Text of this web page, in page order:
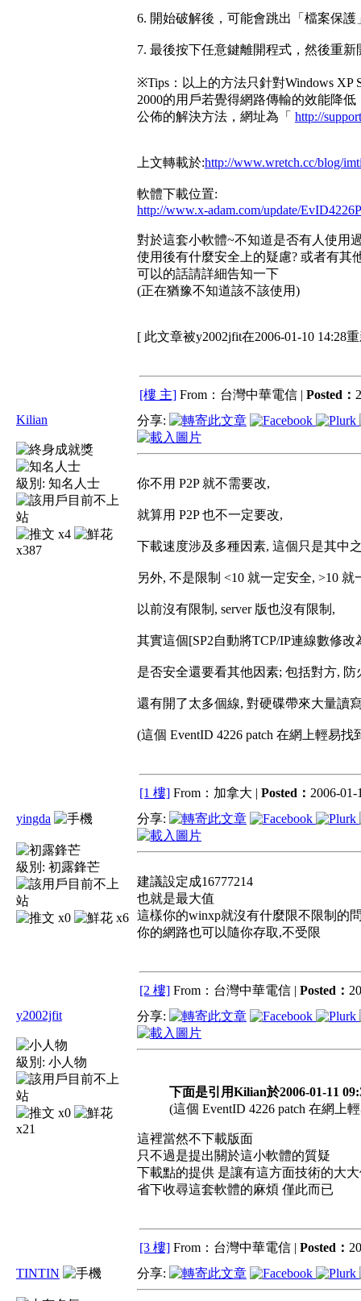
6. 開始破解後，可能會跳出「檔案保
7. 最後按下任意鍵離開程式，然後重
※Tips：以上的方法只針對Windows XP
2000的用戶若覺得網路傳輸的效能降
公佈的解決方法，網址為「 http://
上文轉載於:http://www.wretch.cc/blog/
軟體下載位置:
http://www.x-adam.com/update/
對於這套小軟體~不知道是否有人使用
使用後有什麼安全上的疑慮? 或者有其
可以的話請詳細告知一下
(正在猶豫不知道該不該使用)
[ 此文章被y2002jfit在2006-01-10 14:28
[樓 主] From：台灣中華電信 | Posted：
Kilian
級別: 知名人士
x4
x387
分享:
你不用 P2P 就不需要改,
就算用 P2P 也不一定要改,
下載速度涉及多種因素, 這個只是其中
另外, 不是限制 <10 就一定安全, >10 就
以前沒有限制, server 版也沒有限制,
其實這個[SP2自動將TCP/IP連線數修
是否安全還要看其他因素; 包括對方, 防
還有開了太多個線, 對硬碟帶來大量讀
(這個 EventID 4226 patch 在網上輕易
[1 樓] From：加拿大 | Posted： 2006-01-
yingda
級別: 初露鋒芒
x0 x6
分享:
建議設定成16777214
也就是最大值
這樣你的winxp就沒有什麼限不限制的
你的網路也可以隨你存取,不受限
[2 樓] From：台灣中華電信 | Posted：
y2002jfit
級別: 小人物
x0
x21
分享:
下面是引用Kilian於2006-01-11
(這個 EventID 4226 patch 在網上
這裡當然不下載版面
只不過是提出關於這小軟體的質疑
下載點的提供 是讓有這方面技術的大
省下收尋這套軟體的麻煩 僅此而已
[3 樓] From：台灣中華電信 | Posted：
TINTIN
分享: